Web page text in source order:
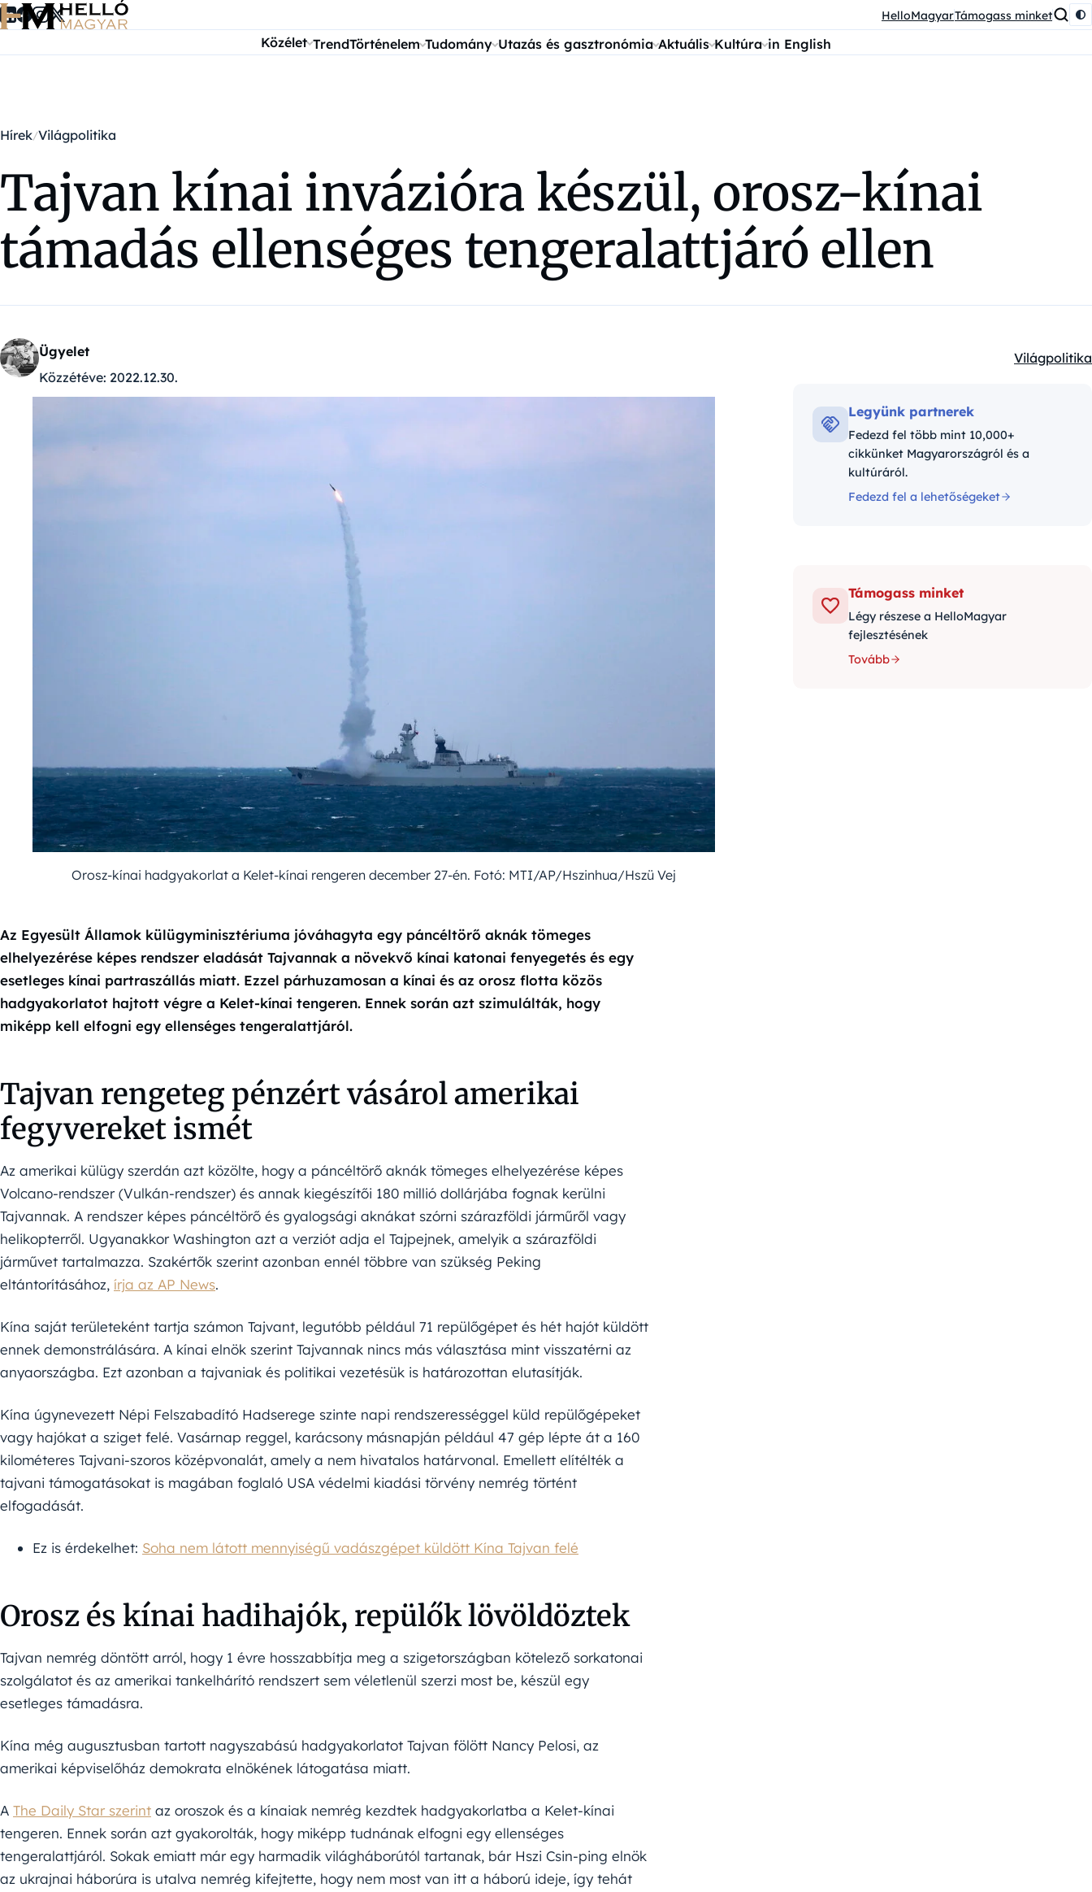
Ugrás a tartalomra HelloMagyarTámogass minket
Közélet TrendTörténelem Tudomány Utazás és gasztronómia Aktuális Kultúra in English
Hírek Világpolitika
Tajvan kínai invázióra készül, orosz-kínai
támadás ellenséges tengeralattjáró ellen
Ügyelet
Közzétéve: 2022.12.30.
Kategóriák:
Világpolitika
Orosz-kínai hadgyakorlat a Kelet-kínai rengeren december 27-én. Fotó: MTI/AP/Hszinhua/Hszü Vej
Az Egyesült Államok külügyminisztériuma jóváhagyta egy páncéltörő aknák tömeges
elhelyezérése képes rendszer eladását Tajvannak a növekvő kínai katonai fenyegetés és egy
esetleges kínai partraszállás miatt. Ezzel párhuzamosan a kínai és az orosz flotta közös
hadgyakorlatot hajtott végre a Kelet-kínai tengeren. Ennek során azt szimulálták, hogy
miképp kell elfogni egy ellenséges tengeralattjáról.
Tajvan rengeteg pénzért vásárol amerikai
fegyvereket ismét
Az amerikai külügy szerdán azt közölte, hogy a páncéltörő aknák tömeges elhelyezérése képes
Volcano-rendszer (Vulkán-rendszer) és annak kiegészítői 180 millió dollárjába fognak kerülni
Tajvannak. A rendszer képes páncéltörő és gyalogsági aknákat szórni szárazföldi járműről vagy
helikopterről. Ugyanakkor Washington azt a verziót adja el Tajpejnek, amelyik a szárazföldi
járművet tartalmazza. Szakértők szerint azonban ennél többre van szükség Peking
eltántorításához, írja az AP News.
Kína saját területeként tartja számon Tajvant, legutóbb például 71 repülőgépet és hét hajót küldött
ennek demonstrálására. A kínai elnök szerint Tajvannak nincs más választása mint visszatérni az
anyaországba. Ezt azonban a tajvaniak és politikai vezetésük is határozottan elutasítják.
Kína úgynevezett Népi Felszabadító Hadserege szinte napi rendszerességgel küld repülőgépeket
vagy hajókat a sziget felé. Vasárnap reggel, karácsony másnapján például 47 gép lépte át a 160
kilométeres Tajvani-szoros középvonalát, amely a nem hivatalos határvonal. Emellett elítélték a
tajvani támogatásokat is magában foglaló USA védelmi kiadási törvény nemrég történt
elfogadását.
Ez is érdekelhet: Soha nem látott mennyiségű vadászgépet küldött Kína Tajvan felé
Orosz és kínai hadihajók, repülők lövöldöztek
Tajvan nemrég döntött arról, hogy 1 évre hosszabbítja meg a szigetországban kötelező sorkatonai
szolgálatot és az amerikai tankelhárító rendszert sem véletlenül szerzi most be, készül egy
esetleges támadásra.
Kína még augusztusban tartott nagyszabású hadgyakorlatot Tajvan fölött Nancy Pelosi, az
amerikai képviselőház demokrata elnökének látogatása miatt.
A The Daily Star szerint az oroszok és a kínaiak nemrég kezdtek hadgyakorlatba a Kelet-kínai
tengeren. Ennek során azt gyakorolták, hogy miképp tudnának elfogni egy ellenséges
tengeralattjáról. Sokak emiatt már egy harmadik világháborútól tartanak, bár Hszi Csin-ping elnök
az ukrajnai háborúra is utalva nemrég kifejtette, hogy nem most van itt a háború ideje, így tehát
Legyünk partnerek
Fedezd fel több mint 10,000+
cikkünket Magyarországról és a
kultúráról.
Fedezd fel a lehetőségeket
Támogass minket
Légy részese a HelloMagyar
fejlesztésének
Tovább